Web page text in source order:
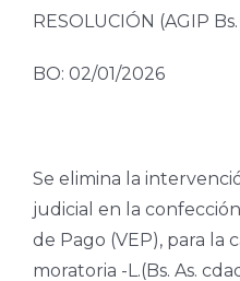
RESOLUCIÓN (AGIP
BO: 02/01/2026
Se elimina la
judicial en la
de Pago (VEP), para la
moratoria -L.(Bs. As.